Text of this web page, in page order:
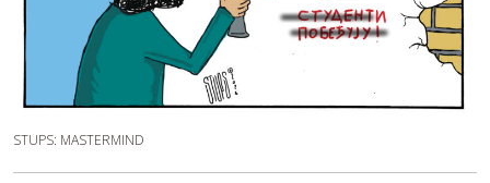
STUPS: MASTERMIND